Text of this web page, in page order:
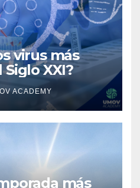
virus más
XXI?
ACADEMY
más